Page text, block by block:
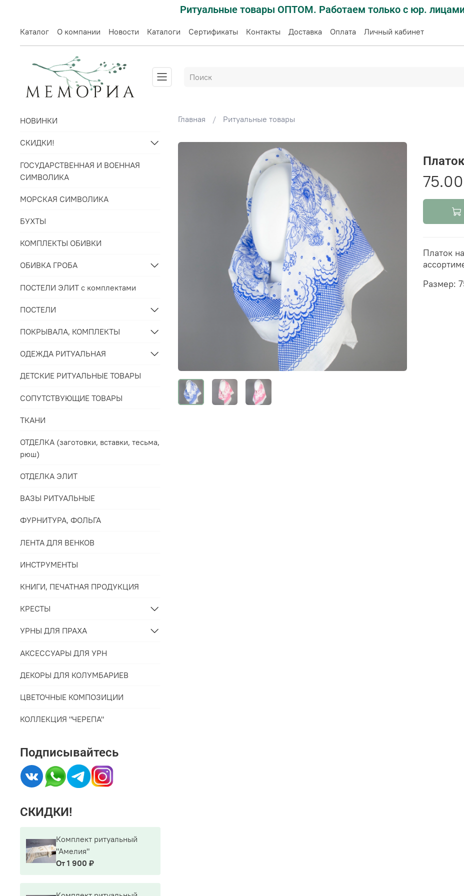
Ритуальные товары ОПТОМ. Работаем только с юр.
Каталог О компании Новости Каталоги Сертификаты Контакты Доставка Оплата Личный кабинет
Главная Ритуальные товары
Платок
Размер:
НОВИНКИ
СКИДКИ!
ГОСУДАРСТВЕННАЯ И ВОЕННАЯ
СИМВОЛИКА
МОРСКАЯ СИМВОЛИКА
БУХТЫ
КОМПЛЕКТЫ ОБИВКИ
ОБИВКА ГРОБА
ПОСТЕЛИ ЭЛИТ с комплектами
ПОСТЕЛИ
ПОКРЫВАЛА, КОМПЛЕКТЫ
ОДЕЖДА РИТУАЛЬНАЯ
ДЕТСКИЕ РИТУАЛЬНЫЕ ТОВАРЫ
СОПУТСТВУЮЩИЕ ТОВАРЫ
ТКАНИ
ОТДЕЛКА (заготовки, вставки, тесьма,
рюш)
ОТДЕЛКА ЭЛИТ
ВАЗЫ РИТУАЛЬНЫЕ
ФУРНИТУРА, ФОЛЬГА
ЛЕНТА ДЛЯ ВЕНКОВ
ИНСТРУМЕНТЫ
КНИГИ, ПЕЧАТНАЯ ПРОДУКЦИЯ
КРЕСТЫ
УРНЫ ДЛЯ ПРАХА
АКСЕССУАРЫ ДЛЯ УРН
ДЕКОРЫ ДЛЯ КОЛУМБАРИЕВ
ЦВЕТОЧНЫЕ КОМПОЗИЦИИ
КОЛЛЕКЦИЯ "ЧЕРЕПА"
Подписывайтесь
СКИДКИ!
Комплект ритуальный
"Амелия"
От 1 900 ₽